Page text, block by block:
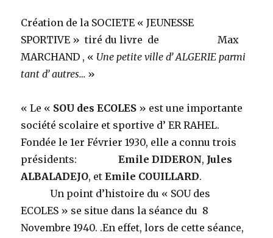
mondial
POIDS
COQ
Création de la SOCIETE « JEUNESSE
SPORTIVE » tiré du livre de Max
MARCHAND , « Une petite ville d’ ALGERIE parmi
tant d’ autres… »
« Le « SOU des ECOLES » est une importante
société scolaire et sportive d’ ER RAHEL.
Fondée le 1er Février 1930, elle a connu trois
présidents:Emile DIDERON, Jules
ALBALADEJO, etEmile COUILLARD.
Un point d’histoire du « SOU des
ECOLES » se situe dans la séance du 8
Novembre 1940. .En effet, lors de cette séance,